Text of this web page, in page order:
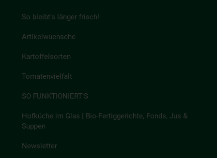
So bleibt's länger frisch!
Artikelwuensche
Kartoffelsorten
Tomatenvielfalt
SO FUNKTIONIERT'S
Hofküche im Glas | Bio-Fertiggerichte, Fonds, Jus &
Suppen
Newsletter